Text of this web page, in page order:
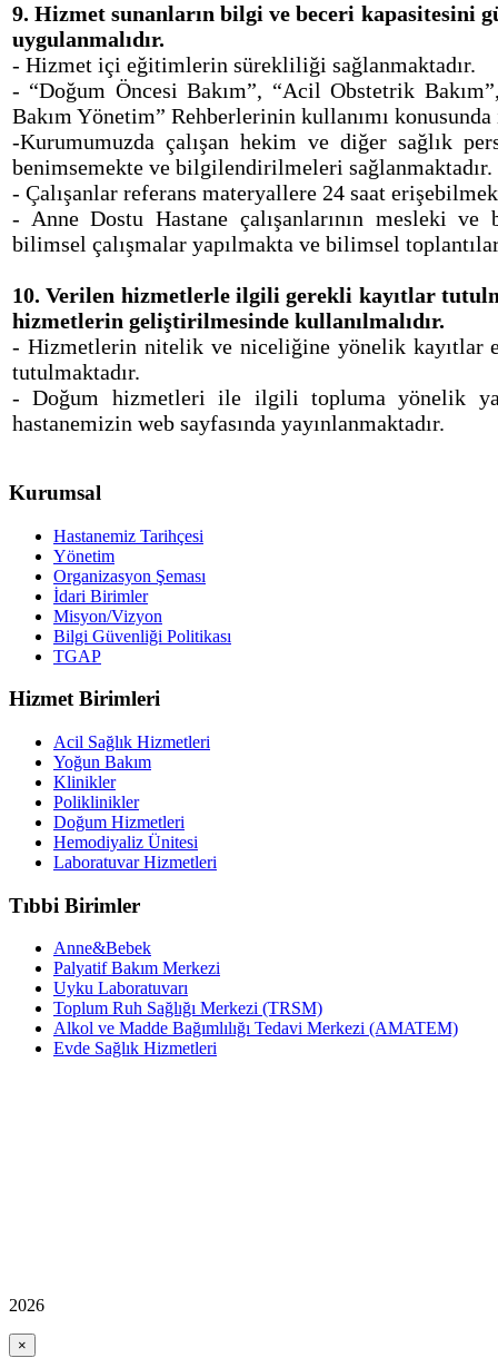
9. Hizmet sunanların bilgi ve beceri kapasitesini
uygulanmalıdır.
- Hizmet içi eğitimlerin sürekliliği sağlanmaktadır.
- “Doğum Öncesi Bakım”, “Acil Obstetrik
Bakım Yönetim” Rehberlerinin kullanımı
-Kurumumuzda çalışan hekim ve diğer sağlık
benimsemekte ve bilgilendirilmeleri sağlanmaktadır.
- Çalışanlar referans materyallere 24 saat
- Anne Dostu Hastane çalışanlarının mesleki
bilimsel çalışmalar yapılmakta ve bilimsel
10. Verilen hizmetlerle ilgili gerekli kayıtlar
hizmetlerin geliştirilmesinde kullanılmalıdır.
- Hizmetlerin nitelik ve niceliğine yönelik kayıtlar
tutulmaktadır.
- Doğum hizmetleri ile ilgili topluma yönelik
hastanemizin web sayfasında yayınlanmaktadır.
Kurumsal
Hastanemiz Tarihçesi
Yönetim
Organizasyon Şeması
İdari Birimler
Misyon/Vizyon
Bilgi Güvenliği Politikası
TGAP
Hizmet Birimleri
Acil Sağlık Hizmetleri
Yoğun Bakım
Klinikler
Poliklinikler
Doğum Hizmetleri
Hemodiyaliz Ünitesi
Laboratuvar Hizmetleri
Tıbbi Birimler
Anne&Bebek
Palyatif Bakım Merkezi
Uyku Laboratuvarı
Toplum Ruh Sağlığı Merkezi (TRSM)
Alkol ve Madde Bağımlılığı Tedavi Merkezi (AMATEM)
Evde Sağlık Hizmetleri
2026
×